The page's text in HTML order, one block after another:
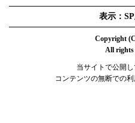
表示：SP
Copyright
All rights
当サイトで公開
コンテンツの無断での